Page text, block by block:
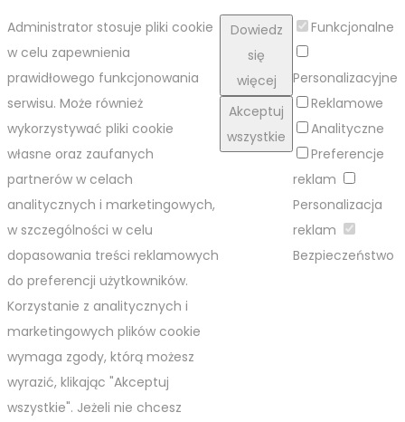
Administrator stosuje pliki cookie
w celu zapewnienia
prawidłowego funkcjonowania
serwisu. Może również
wykorzystywać pliki cookie
własne oraz zaufanych
partnerów w celach
analitycznych i marketingowych,
w szczególności w celu
dopasowania treści reklamowych
do preferencji użytkowników.
Korzystanie z analitycznych i
marketingowych plików cookie
wymaga zgody, którą możesz
wyrazić, klikając "Akceptuj
wszystkie". Jeżeli nie chcesz
Dowiedz
się
więcej
Akceptuj
wszystkie
Funkcjonalne
Personalizacyjne
Reklamowe
Analityczne
Preferencje
reklam
Personalizacja
reklam
Bezpieczeństwo